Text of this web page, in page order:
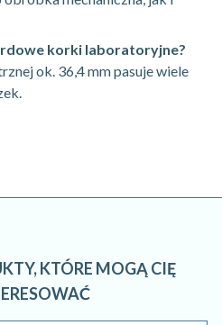
korki laboratoryjne?
ok. 36,4 mm pasuje wiele
KTÓRE MOGĄ CIĘ